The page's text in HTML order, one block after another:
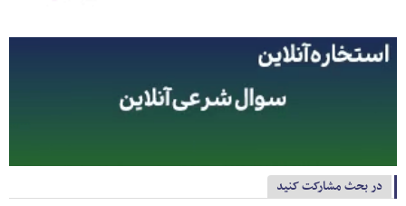
در بحث مشارکت کنید